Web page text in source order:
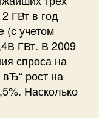
ГВт в год
(с учетом
ГВт. В 2009
спроса на
рост на
Насколько